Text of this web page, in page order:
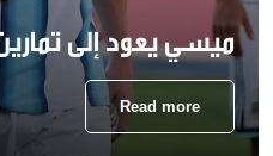
ميسي يعود إلى
Read more